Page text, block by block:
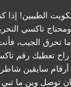
الطيبين!
ومحتاج تاكسي
تحرق الجيب،
راح تعطيك رقم
أرقام سايقين
توصل وين ما